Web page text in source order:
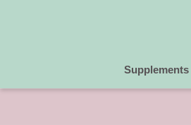
Supplements